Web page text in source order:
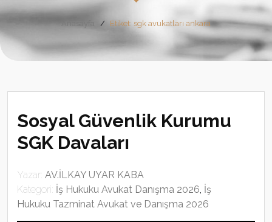
Etiket: sgk avukatları ankara
Sosyal Güvenlik Kurumu
SGK Davaları
Yazar: AV.İLKAY UYAR KABA
Kategori: İş Hukuku Avukat Danışma 2026, İş
Hukuku Tazminat Avukat ve Danışma 2026